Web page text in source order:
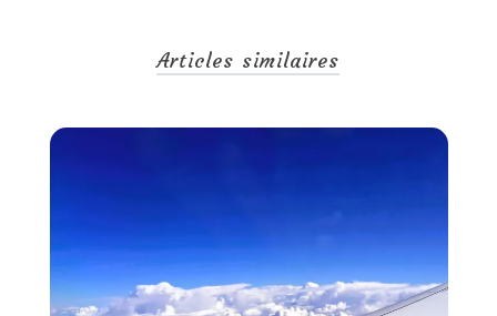
Articles similaires